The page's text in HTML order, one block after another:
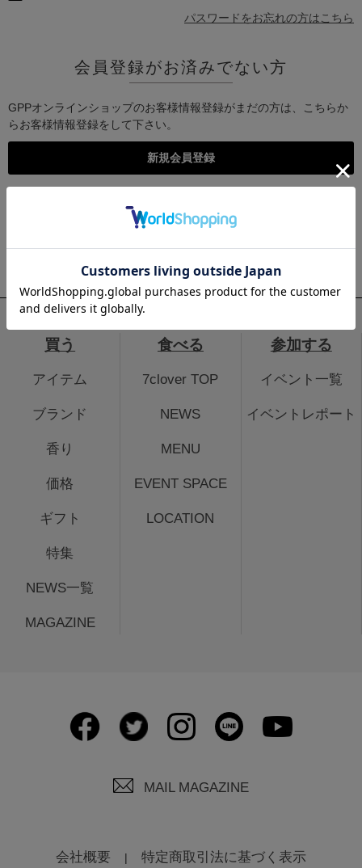
パスワードをお忘れの方はこちら
会員登録がお済みでない方
GPPオンラインショップのお客様情報登録がまだの方は、こちらか
らお客様情報登録をして下さい。
こちらは個人様向けのページとなります。法人のお客様のログイ
法人のお客さまはこちら
買う
アイテム
ブランド
香り
価格
ギフト
特集
NEWS一覧
MAGAZINE
食べる
7clover TOP
NEWS
MENU
EVENT SPACE
LOCATION
参加する
イベント一覧
イベントレポート
MAIL MAGAZINE
会社概要 特定商取引法に基づく表示